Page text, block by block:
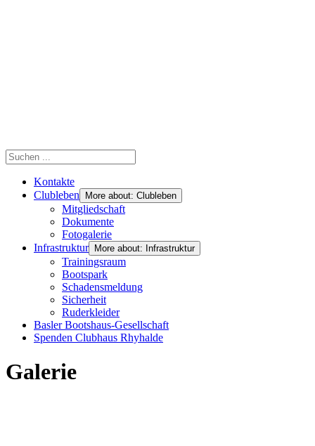
Kontakte
Clubleben
More about: Clubleben
Mitgliedschaft
Dokumente
Fotogalerie
Infrastruktur
More about: Infrastruktur
Trainingsraum
Bootspark
Schadensmeldung
Sicherheit
Ruderkleider
Basler Bootshaus-Gesellschaft
Spenden Clubhaus Rhyhalde
Galerie